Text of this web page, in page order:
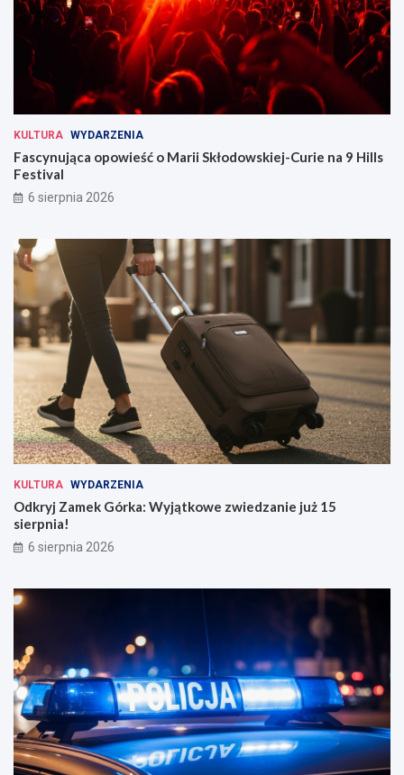
KULTURA WYDARZENIA
Fascynująca opowieść o Marii Skłodowskiej-Curie na 9 Hills
Festival
6 sierpnia 2026
KULTURA WYDARZENIA
Odkryj Zamek Górka: Wyjątkowe zwiedzanie już 15
sierpnia!
6 sierpnia 2026